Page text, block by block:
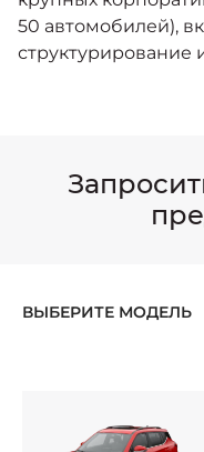
50 автомобилей),
структурирование
ВЫБЕРИТЕ МОДЕЛЬ